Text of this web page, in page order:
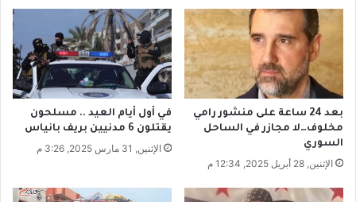
ا
5
س
ن
و
ا
ق
أ
ت
م
و
ت
د
ن
بعد 24 ساعة على منشور رامي
مخلوف…لا مجازر في الساحل
السوري
الإثنين, 28 أبريل 2025, 12:34 م
في أول أيام العيد .. مسلحون
يقتلون 6 مدنيين بريف بانياس
الإثنين, 31 مارس 2025, 3:26 م